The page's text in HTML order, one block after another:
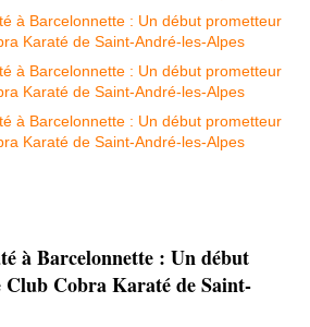
à Barcelonnette : Un début
Cobra Karaté de Saint-